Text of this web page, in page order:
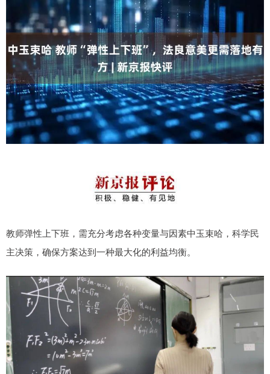
教师弹性上下班，需充分考虑各种变量与因素中玉束哈，科学民
主决策，确保方案达到一种最大化的利益均衡。